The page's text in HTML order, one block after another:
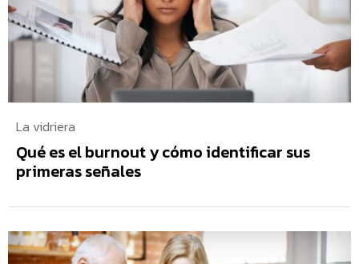
La vidriera
Qué es el burnout y cómo identificar sus
primeras señales